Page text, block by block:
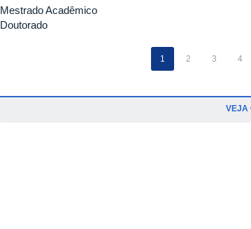
Mestrado Acadêmico
Doutorado
1 2 3 4
VEJA